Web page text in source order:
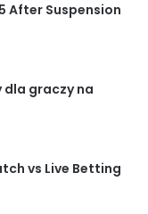
After Suspension
dla graczy na
vs Live Betting